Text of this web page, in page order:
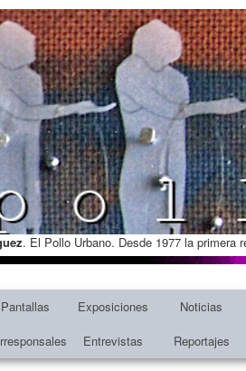
. El Pollo Urbano. Desde 1977 la
Pantallas Exposiciones Noticias
Entrevistas Reportajes